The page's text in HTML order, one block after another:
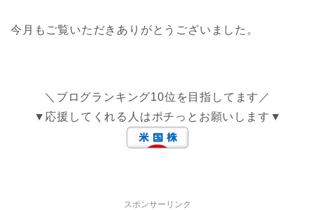
今月もご覧いただきありがとうございました。
＼ブログランキング10位を目指してます／
▼応援してくれる人はポチっとお願いします▼
スポンサーリンク